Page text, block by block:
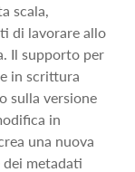
scala,
di lavorare allo
Il supporto per
in scrittura
sulla versione
in
una nuova
metadati